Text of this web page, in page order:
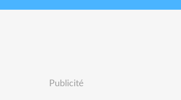
Publicité